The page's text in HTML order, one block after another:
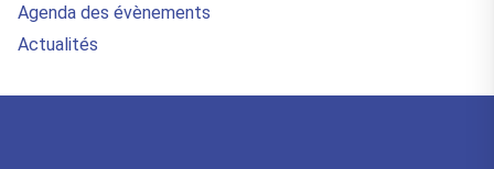
Agenda des évènements
Actualités